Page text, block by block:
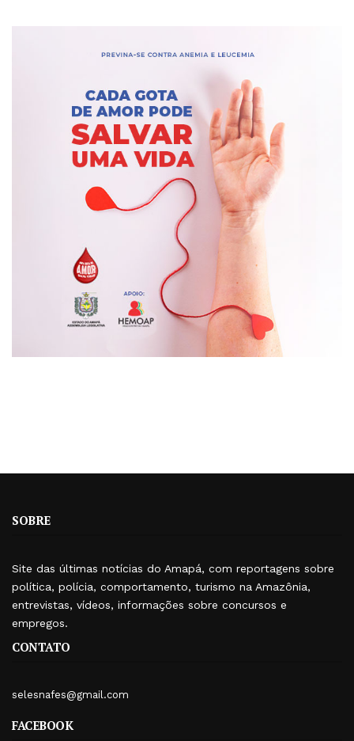
SOBRE
Site das últimas notícias do Amapá, com reportagens sobre
política, polícia, comportamento, turismo na Amazônia,
entrevistas, vídeos, informações sobre concursos e
empregos.
CONTATO
selesnafes@gmail.com
FACEBOOK